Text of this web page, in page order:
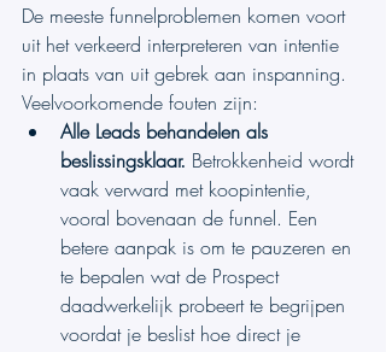
De meeste funnelproblemen komen voort
uit het verkeerd interpreteren van intentie
in plaats van uit gebrek aan inspanning.
Veelvoorkomende fouten zijn:
Alle Leads behandelen als
beslissingsklaar. Betrokkenheid wordt
vaak verward met koopintentie,
vooral bovenaan de funnel. Een
betere aanpak is om te pauzeren en
te bepalen wat de Prospect
daadwerkelijk probeert te begrijpen
voordat je beslist hoe direct je